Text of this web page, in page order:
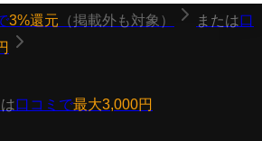
3%還元 （掲載外も対象） または口
口コミで最大3,000円